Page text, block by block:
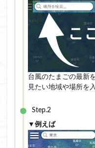
台風のたまごの最新
見たい地域や場所を
Step.2
▼例えば